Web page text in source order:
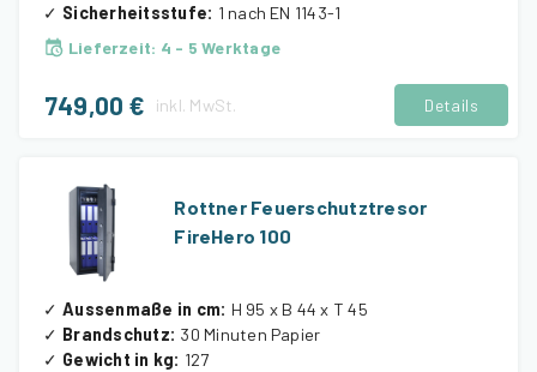
✓ Sicherheitsstufe: 1 nach EN 1143-1
Lieferzeit: 4 - 5 Werktage
749,00 € inkl. MwSt. Details
Rottner Feuerschutztresor
FireHero 100
✓ Aussenmaße in cm: H 95 x B 44 x T 45
✓ Brandschutz: 30 Minuten Papier
✓ Gewicht in kg: 127